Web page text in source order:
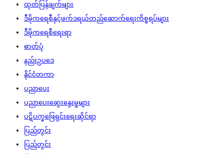
ထုတ်ပြန်ချက်များ
ဒီမိုကရေစီနှင့်ဖက်ဒရယ်တည်ဆောက်‌ရေးကိစ္စရပ်များ
ဒီမိုကရေစီရေးရာ
ဓာတ်ပုံ
နည်းဥပဒေ
နိုင်ငံတကာ
ပညာပေး
ပညာပေးဆွေးနွေးမှုများ
ပဋိပက္ခဖြေရှင်းရေးဆိုင်ရာ
ပြည်တွင်း
ပြည်တွင်း